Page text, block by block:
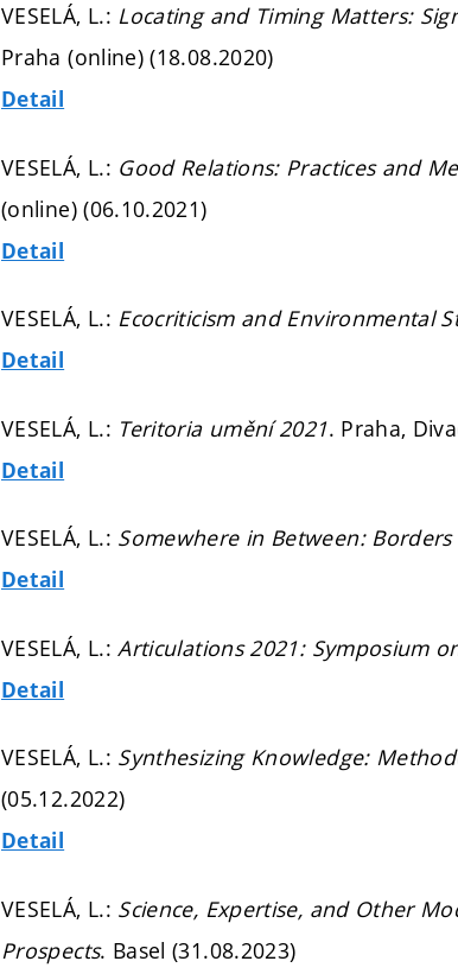
VESELÁ, L.: Locating and Timing Matters:
Praha (online) (18.08.2020)
Detail
VESELÁ, L.: Good Relations: Practices and
(online) (06.10.2021)
Detail
VESELÁ, L.: Ecocriticism and Environmental
Detail
VESELÁ, L.: Teritoria umění 2021. Praha,
Detail
VESELÁ, L.: Somewhere in Between:
Detail
VESELÁ, L.:Articulations 2021: Symposium
Detail
VESELÁ, L.: Synthesizing Knowledge:
(05.12.2022)
Detail
VESELÁ, L.: Science, Expertise, and Other
Prospects. Basel (31.08.2023)